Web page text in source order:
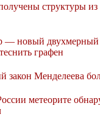
структуры
— новый двухмерный
графен
закон Менделеева
метеорите